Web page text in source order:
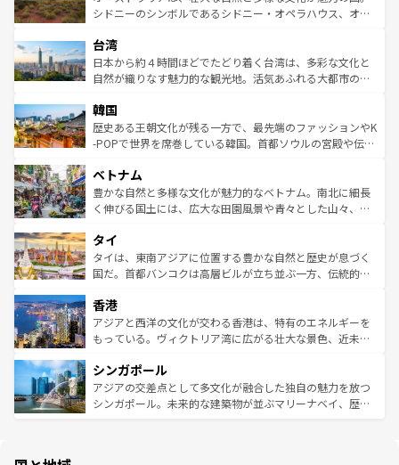
しみながら、その多様性と豊かな歴史を感じることができ
ならではの贅沢な旅のスタイルだ。 なお、新着のアメリカ
情報はコンテンツ一覧を参照してほしい。
おすすめ。エメラルドグリーンに輝く海をはじめ、豊かな
れるおもてなしの心で訪れる人々を迎えてくれるハワイの
人々、おいしいローカルフードやハワイアンミュージッ
ク、伝統的なフラダンスなど、すべてがハワイの魅力を彩
ワイを、存分に味わってほしい。 なお、新着のハワイ情報
はコンテンツ一覧を参照してほしい。
シドニーのシンボルであるシドニー・オペラハウス、オー
リアリーフや大陸中央部にそびえるウルル（エアーズロッ
ク）、タスマニアの美しい原生林やケアンズの熱帯雨林な
ど、見どころがたくさん。また、カフェやワイン、オージ
いる。アクティビティも充実しており、サーフィンやダイ
ビング、ハイキングなど、アウトドア好きにはたまらな
い。オーストラリアの多彩な魅力を存分に味わいつくそ
参照してほしい。
台湾
日本から約４時間ほどでたどり着く台湾は、多彩な文化と
自然が織りなす魅力的な観光地。活気あふれる大都市の台
ン）、静ひつな山岳地帯である台湾東部など、都市の喧騒
と山間の静けさが共存しており、訪れる人に新しい発見と
驚きをもたらしてくれる。また、奥深い台湾の食文化も魅
容にもいいと評判のスイーツなど、バラエティ豊かな料理
が味わえる。 なお、新着の台湾情報は コンテンツ一覧を参
照してほしい。
韓国
歴史ある王朝文化が残る一方で、最先端のファッションやK
-POPで世界を席巻している韓国。首都ソウルの宮殿や伝統
き、地方に足を延ばせば四季折々の自然美を楽しむことが
できる。そして、キムチや焼肉、絶品のストリートフード
まで、さまざまな韓国料理が待っている。夜には、韓国な
リティに包まれながら、韓国の多彩な魅力を心ゆくまで味
わってみてほしい。 なお、新着の韓国情報はコンテンツ一
覧を参照してほしい。
ベトナム
豊かな自然と多様な文化が魅力的なベトナム。南北に細長
く伸びる国土には、広大な田園風景や青々とした山々、世
急速な発展と共に伝統が息づく。ハノイの古い町並みやホ
ーチミン市のフランス統治時代の建物も、独特の雰囲気を
醸し出している。また、バラエティの豊かさとおいしさで
とつ。フォーやバインミー、ベトナムコーヒーなどは、ぜ
ひ現地で味わいたい。どの地域を訪れてもあたたかい人々
が旅行者を迎えてくれるので、きっと忘れられない旅にな
参照してほしい。
タイ
タイは、東南アジアに位置する豊かな自然と歴史が息づく
国だ。首都バンコクは高層ビルが立ち並ぶ一方、伝統的な
の活気が交差している。北部ではチェンマイなどの山岳地
帯で自然と触れ合い、南部ではプーケットやクラビの美し
いビーチでリゾート気分を楽しむことができる。タイ料理
激する。気候は一年中温暖で、どの季節にも異なる楽しみ
が待っている。親しみやすいタイの人々、仏教を中心とし
た文化、そして多様な観光資源が、訪れる旅人を魅了し続
香港
アジアと西洋の文化が交わる香港は、特有のエネルギーを
もっている。ヴィクトリア湾に広がる壮大な景色、近未来
み、どこを訪れても感動するはず。観光スポットが密集し
ており、効率よく見どころを回れるのも魅力。息をのむよ
うな絶景から文化的な体験まで、香港を存分に楽しみ尽く
シンガポール
アジアの交差点として多文化が融合した独自の魅力を放つ
シンガポール。未来的な建築物が並ぶマリーナベイ、歴史